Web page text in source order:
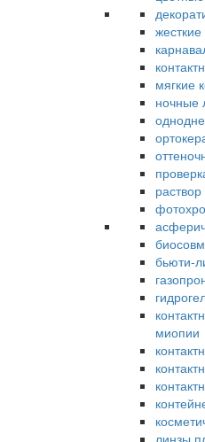
мягкие
ночные
бьюти-
миопии